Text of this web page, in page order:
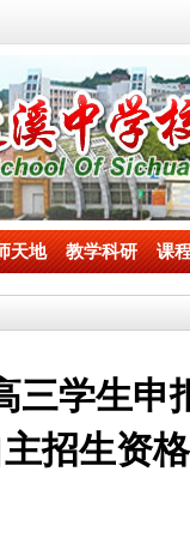
天地 教学科研 课
三学生申
招生资